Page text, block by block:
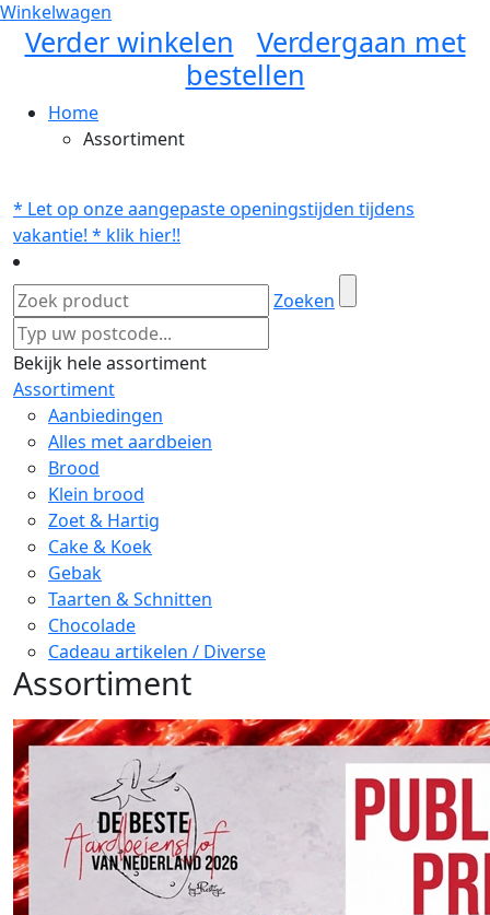
Winkelwagen
Verder winkelen
Verdergaan met
bestellen
Home
Assortiment
* Let op onze aangepaste openingstijden tijdens
vakantie! * klik hier!!
Zoeken
Bekijk hele assortiment
Assortiment
Aanbiedingen
Alles met aardbeien
Brood
Klein brood
Zoet & Hartig
Cake & Koek
Gebak
Taarten & Schnitten
Chocolade
Cadeau artikelen / Diverse
Assortiment